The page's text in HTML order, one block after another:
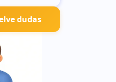
dudas